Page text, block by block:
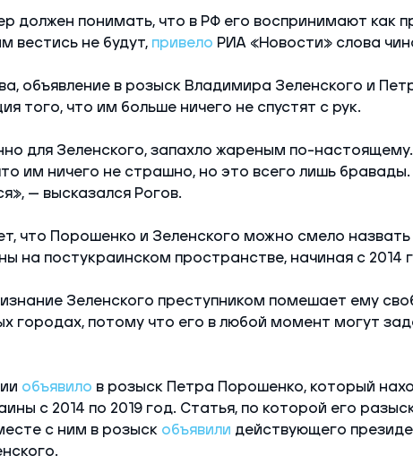
должен понимать, что в РФ его воспринимают как
вестись не будут, привело РИА «Новости» слова
объявление в розыск Владимира Зеленского и
того, что им больше ничего не спустят с рук.
для Зеленского, запахло жареным по-
им ничего не страшно, но это всего лишь
— высказался Рогов.
что Порошенко и Зеленского можно смело
на постукраинском пространстве, начиная с 2014
Зеленского преступником помешает ему
городах, потому что его в любой момент могут
объявило в розыск Петра Порошенко, который
с 2014 по 2019 год. Статья, по которой его
с ним в розыск объявили действующего